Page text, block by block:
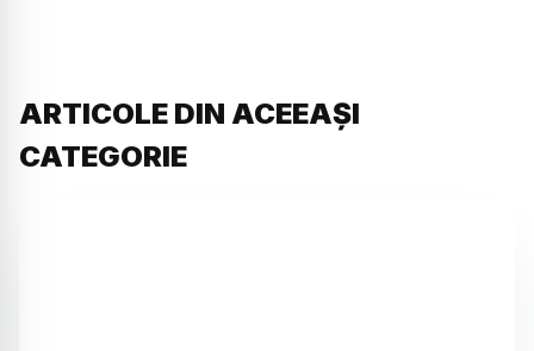
ARTICOLE DIN ACEEAȘI
CATEGORIE